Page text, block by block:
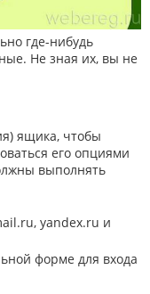
где-нибудь
Не зная их, вы не
ящика, чтобы
его опциями
выполнять
yandex.ru и
форме для входа